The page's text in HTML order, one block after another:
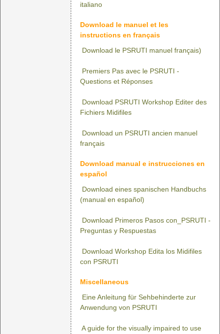
italiano
Download le manuel et les
instructions en français
Download le PSRUTI manuel français)
Premiers Pas avec le PSRUTI -
Questions et Réponses
Download PSRUTI Workshop Editer des
Fichiers Midifiles
Download un PSRUTI ancien manuel
français
Download manual e instrucciones en
español
Download eines spanischen Handbuchs
(manual en español)
Download Primeros Pasos con_PSRUTI -
Preguntas y Respuestas
Download Workshop Edita los Midifiles
con PSRUTI
Miscellaneous
Eine Anleitung für Sehbehinderte zur
Anwendung von PSRUTI
A guide for the visually impaired to use